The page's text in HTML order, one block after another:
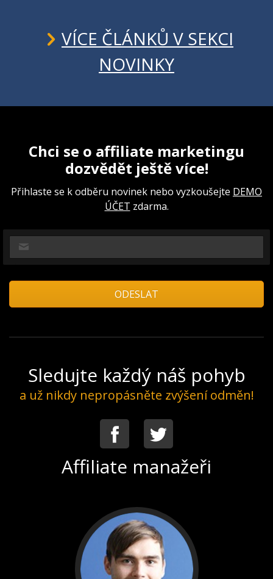
VÍCE ČLÁNKŮ V SEKCI
NOVINKY
Chci se o affiliate marketingu
dozvědět ještě více!
Přihlaste se k odběru novinek nebo vyzkoušejte DEMO
ÚČET zdarma.
Sledujte každý náš pohyb
a už nikdy nepropásněte zvýšení odměn!
Facebook
Affiliate manažeři